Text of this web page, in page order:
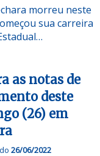
morreu neste
sua carreira
as notas de
deste
(26) em
26/06/2022